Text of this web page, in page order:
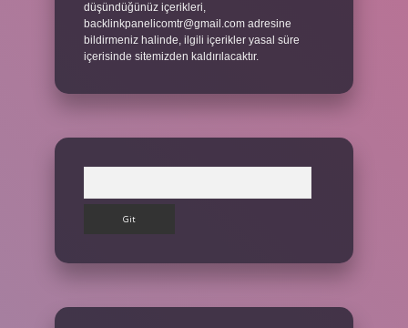
düşündüğünüz içerikleri,
backlinkpanelicomtr@gmail.com adresine
bildirmeniz halinde, ilgili içerikler yasal süre
içerisinde sitemizden kaldırılacaktır.